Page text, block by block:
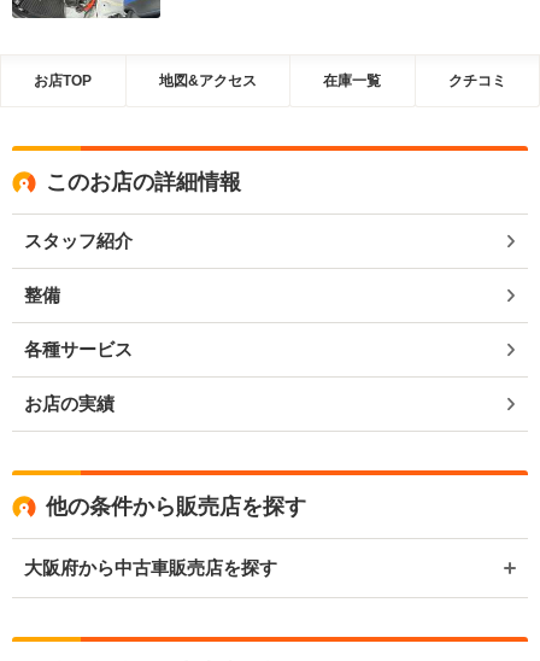
お店TOP 地図&アクセス 在庫一覧 クチコミ
このお店の詳細情報
スタッフ紹介
整備
各種サービス
お店の実績
他の条件から販売店を探す
大阪府から中古車販売店を探す